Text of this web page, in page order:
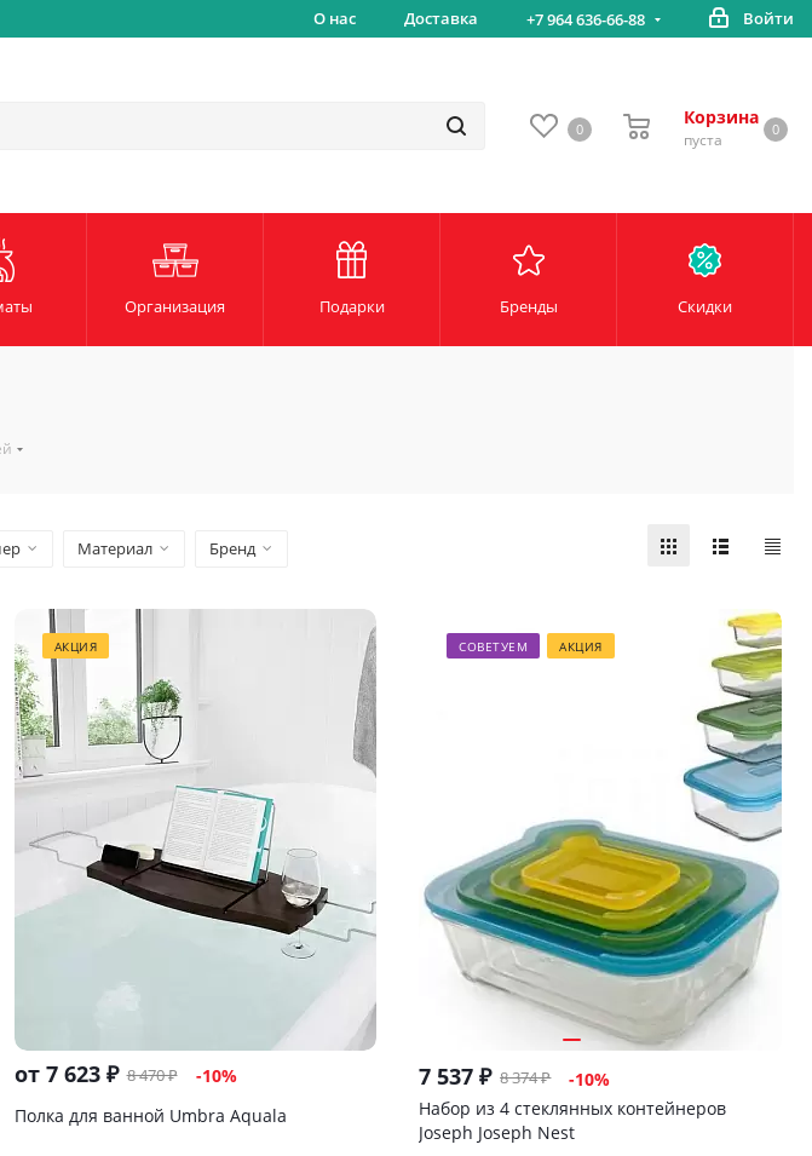
О нас Доставка +7 964 636-66-88 Войти
0
Корзина
пуста
0
Организация Подарки Бренды Скидки
Материал Бренд
АКЦИЯ
от 7 623 ₽ 8 470 ₽
-10%
Полка для ванной Umbra Aquala
СОВЕТУЕМ АКЦИЯ
7 537 ₽ 8 374₽ -10%
Набор из 4 стеклянных контейнеров
Joseph Joseph Nest